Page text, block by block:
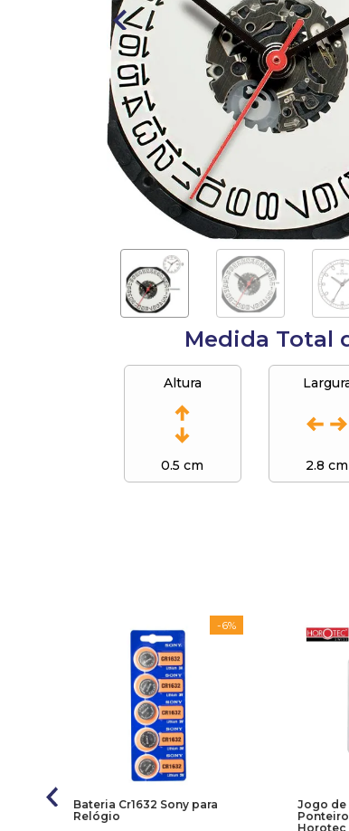
Medida Total
Altura
0.5 cm 2.8 cm
-6%
Bateria Cr1632 Sony para
Relógio
Jogo de
Horotec
10º anel